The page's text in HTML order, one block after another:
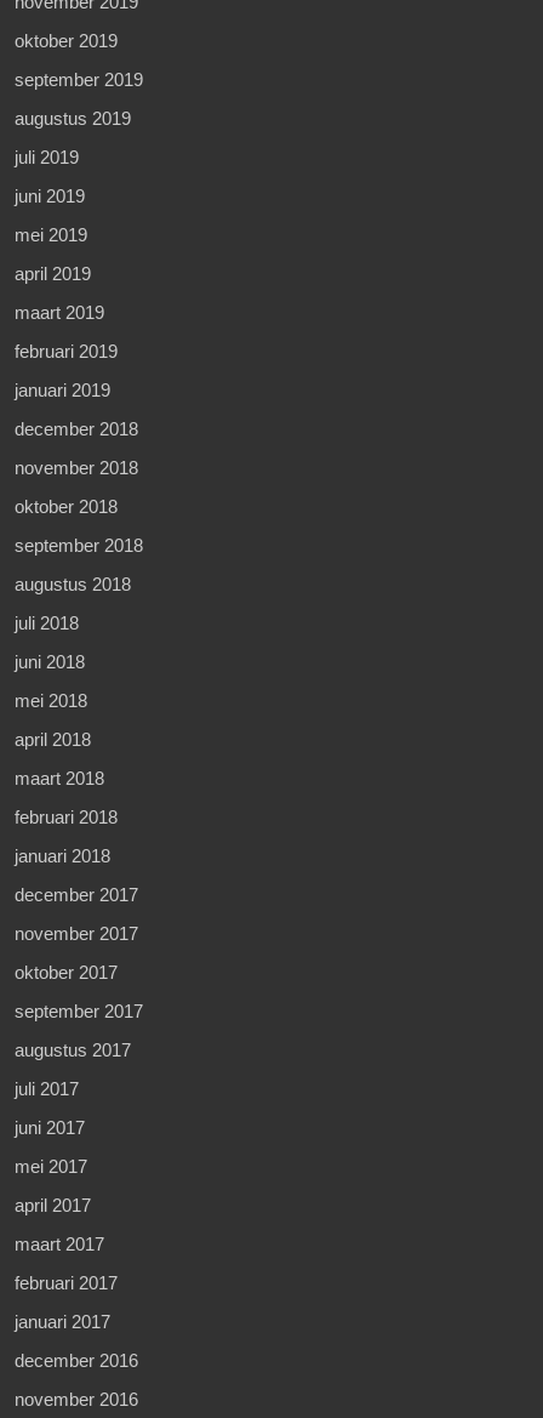
oktober 2019
september 2019
augustus 2019
juli 2019
juni 2019
mei 2019
april 2019
maart 2019
februari 2019
januari 2019
december 2018
november 2018
oktober 2018
september 2018
augustus 2018
juli 2018
juni 2018
mei 2018
april 2018
maart 2018
februari 2018
januari 2018
december 2017
november 2017
oktober 2017
september 2017
augustus 2017
juli 2017
juni 2017
mei 2017
april 2017
maart 2017
februari 2017
januari 2017
december 2016
november 2016